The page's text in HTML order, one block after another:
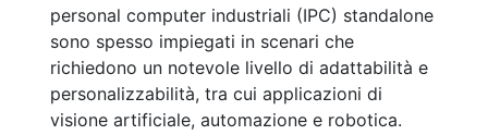
personal computer industriali (IPC) standalone
sono spesso impiegati in scenari che
richiedono un notevole livello di adattabilità e
personalizzabilità, tra cui applicazioni di
visione artificiale, automazione e robotica.